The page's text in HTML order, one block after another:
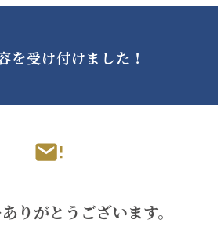
を受け付けました！
りがとうございます。